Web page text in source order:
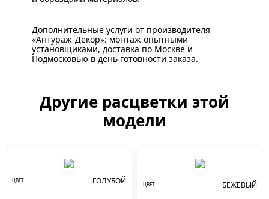
Дополнительные услуги от производителя
«Антураж-Декор»: монтаж опытными
установщиками, доставка по Москве и
Подмосковью в день готовности заказа.
Другие расцветки этой
модели
ЦВЕТ ГОЛУБОЙ ЦВЕТ БЕЖЕВЫЙ